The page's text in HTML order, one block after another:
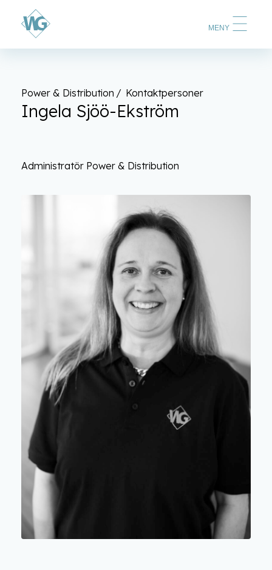
MENY
Power & Distribution Kontaktpersoner
Ingela Sjöö-Ekström
Administratör Power & Distribution